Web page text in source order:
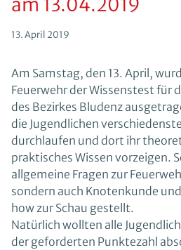
am 13.04.2019
13. April 2019
Am Samstag, den 13. April,
Feuerwehr der Wissenstest für
des Bezirkes Bludenz
die Jugendlichen
durchlaufen und dort ihr
praktisches Wissen vorzeigen.
allgemeine Fragen zur
sondern auch Knotenkunde
how zur Schau gestellt.
Natürlich wollten alle
der geforderten Punktezahl